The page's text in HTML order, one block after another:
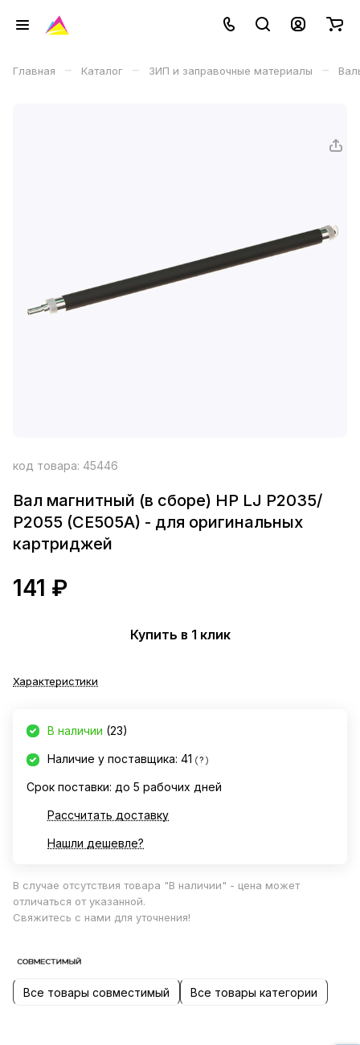
Главная – Каталог – ЗИП и заправочные материалы –
код товара: 45446
Вал магнитный (в сборе) HP LJ P2035/
P2055 (CE505A) - для оригинальных
картриджей
141 ₽
Купить в 1 клик
Характеристики
В наличии (23)
Наличие у поставщика: 41 ?
Срок поставки: до 5 рабочих дней
Рассчитать доставку
Нашли дешевле?
В случае отсутствия товара "В наличии" - цена может
отличаться от указанной.
Свяжитесь с нами для уточнения!
Все товары совместимый Все товары категории